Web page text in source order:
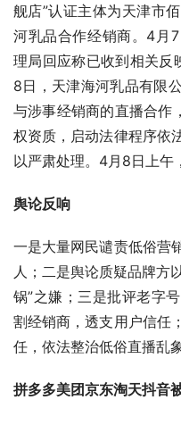
舰店”认证主体为天津市
河乳品合作经销商。4月
理局回应称已收到相关反
8日，天津海河乳品有限
与涉事经销商的直播合作
权资质，启动法律程序依
以严肃处理。4月8日上午
舆论反响
一是大量网民谴责低俗营
人；二是舆论质疑品牌方
锅”之嫌；三是批评老字
割经销商，透支用户信任
任，依法整治低俗直播乱象
拼多多美团京东淘天抖音